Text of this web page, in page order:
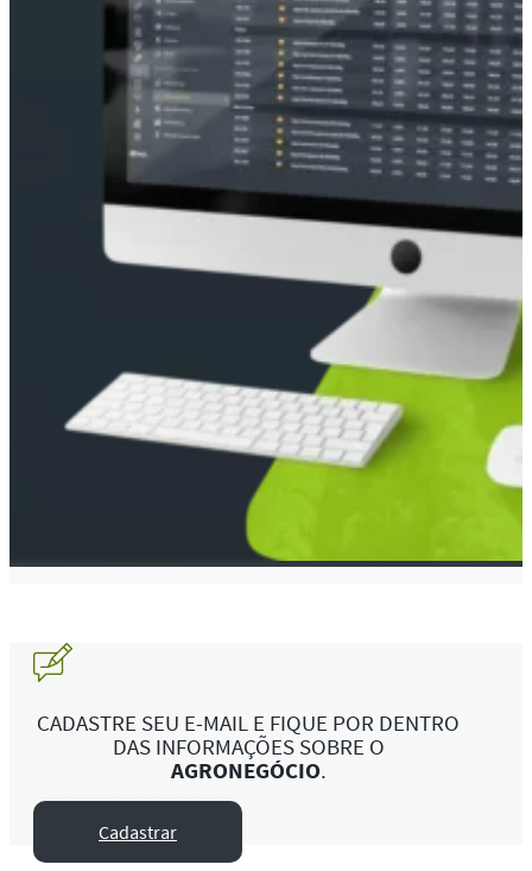
CADASTRE SEU E-MAIL E FIQUE POR DENTRO
DAS INFORMAÇÕES SOBRE O
AGRONEGÓCIO.
Cadastrar